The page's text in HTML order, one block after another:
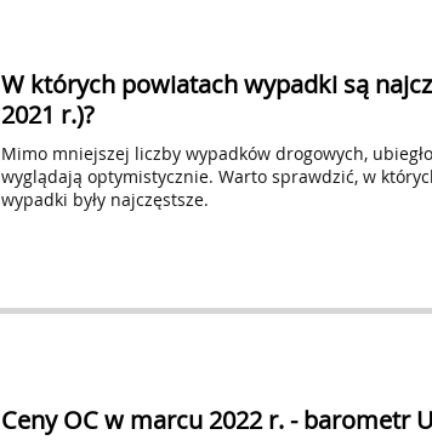
W których powiatach wypadki są
2021 r.)?
Mimo mniejszej liczby wypadków drogowych,
wyglądają optymistycznie. Warto sprawdzić, w
wypadki były najczęstsze.
Ceny OC w marcu 2022 r. - barometr